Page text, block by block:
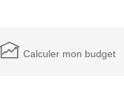
Calculer mon budget